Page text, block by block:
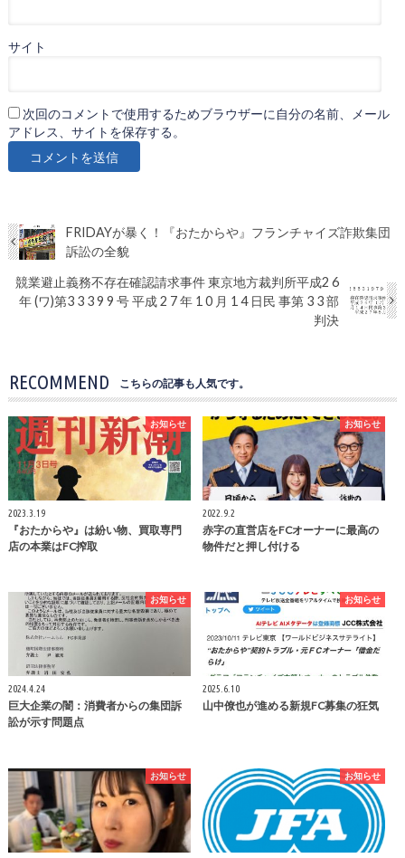
サイト
次回のコメントで使用するためブラウザーに自分の名前、メール
アドレス、サイトを保存する。
FRIDAYが暴く！『おたからや』フランチャイズ詐欺集団
訴訟の全貌
競業避止義務不存在確認請求事件 東京地方裁判所平成2 6
年 (ワ)第3 3 3 9 9 号 平成 2 7 年 1 0 月 1 4 日民 事第 3 3 部
判決
RECOMMEND こちらの記事も人気です。
お知らせ
2023.3.19
『おたからや』は紛い物、買取専門
店の本業はFC搾取
お知らせ
2022.9.2
赤字の直営店をFCオーナーに最高の
物件だと押し付ける
お知らせ
2024.4.24
巨大企業の闇：消費者からの集団訴
訟が示す問題点
お知らせ
2025.6.10
山中僚也が進める新規FC募集の狂気
お知らせ お知らせ